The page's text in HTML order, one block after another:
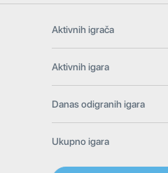
Aktivnih igrača
Aktivnih igara
Danas odigranih igara
Ukupno igara